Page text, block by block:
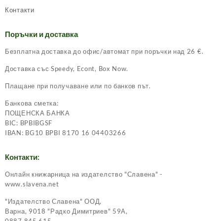
Контакти
Поръчки и доставка
Безплатна доставка до офис/автомат при поръчки над 26 €.
Доставка със Speedy, Econt, Box Now.
Плащане при получаване или по банков път.
Банкова сметка:
ПОЩЕНСКА БАНКА
BIC: BPBIBGSF
IBAN: BG10 BPBI 8170 16 04403266
Контакти:
Онлайн книжарница на издателство "Славена" -
www.slavena.net
"Издателство Славена" ООД,
Варна, 9018 "Радко Димитриев" 59А,